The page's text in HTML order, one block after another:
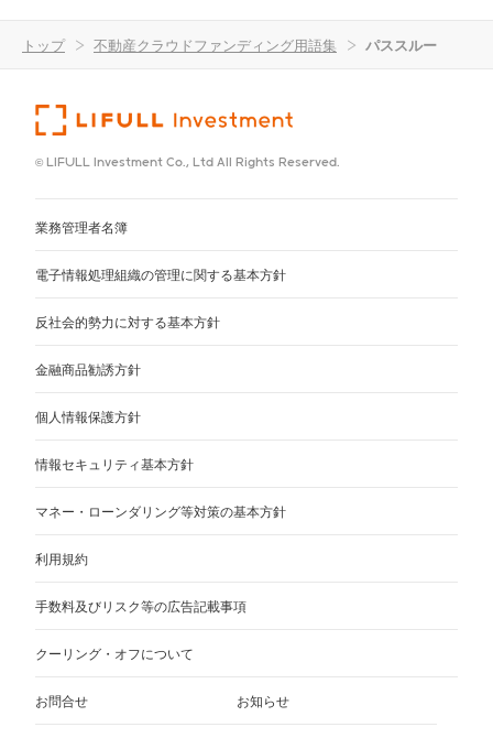
トップ > 不動産クラウドファンディング用語集 > パススルー
© LIFULL Investment Co., Ltd All Rights Reserved.
業務管理者名簿
電子情報処理組織の管理に関する基本方針
反社会的勢力に対する基本方針
金融商品勧誘方針
個人情報保護方針
情報セキュリティ基本方針
マネー・ローンダリング等対策の基本方針
利用規約
手数料及びリスク等の広告記載事項
クーリング・オフについて
お問合せ お知らせ